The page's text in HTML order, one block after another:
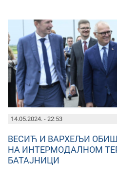
14.05.2024. - 22:53
ВЕСИЋ И ВАРХЕЉИ
НА ИНТЕРМОДАЛНОМ
БАТАЈНИЦИ